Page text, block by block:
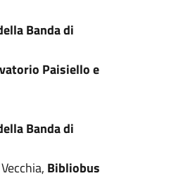
Banda di
Paisiello e
Banda di
Bibliobus